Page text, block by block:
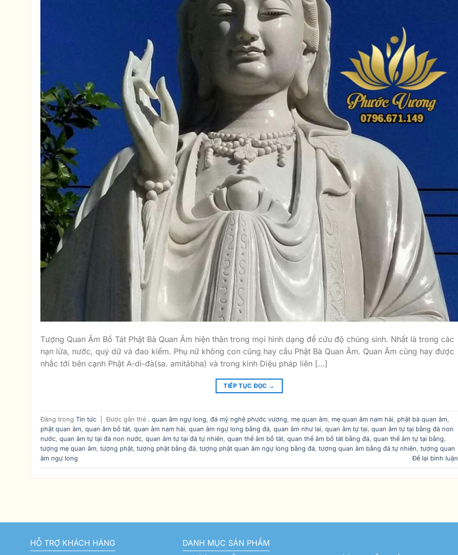
Tượng Quan Âm Bồ Tát Phật Bà Quan Âm hiện thân trong mọi hình dạng để cứu độ chúng sinh. Nhất là trong các
nạn lửa, nước, quỷ dữ và đao kiếm. Phụ nữ không con cũng hay cầu Phật Bà Quan Âm. Quan Âm cũng hay được
nhắc tới bên cạnh Phật A-di-đà(sa. amitābha) và trong kinh Diệu pháp liên […]
TIẾP TỤC ĐỌC →
Đăng trong Tin tức Được gắn thẻ . quan âm ngự long, đá mỹ nghệ phước vương, mẹ quan âm, mẹ quan âm nam hải, phật bà quan âm,
phật quan âm, quan âm bồ tát, quan âm nam hải, quan âm ngự long bằng đá, quan âm như lai, quan âm tự tại, quan âm tự tại bằng đá non
nước, quan âm tự tại đá non nước, quan âm tự tại đá tự nhiên, quan thế âm bồ tát, quan thế âm bồ tát bằng đá, quan thế âm tự tại bằng,
tượng mẹ quan âm, tượng phật, tượng phật bằng đá, tượng phật quan âm ngự long bằng đá, tượng quan âm bằng đá tự nhiên, tượng quan
âm ngự long
Để lại bình luận
HỖ TRỢ KHÁCH HÀNG
DANH MỤC SẢN PHẨM